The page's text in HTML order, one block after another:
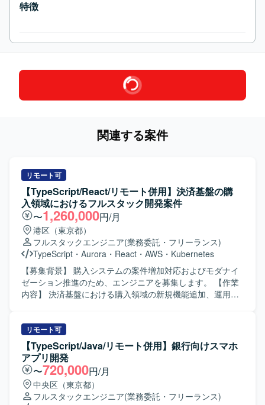
特徴
関連する案件
リモート可
【TypeScript/React/リモート併用】決済基盤の購
入領域におけるフルスタック開発案件
〜1,260,000円/月
港区（東京都）
フルスタックエンジニア(業務委託・フリーランス)
TypeScript ・ Aurora ・ React ・ AWS ・ Kubernetes
【募集背景】 購入システムの案件増加対応およびモダナイ
ゼーション推進のため、エンジニアを募集します。 【作業
内容】 決済基盤における購入領域の新規機能追加、運用保
およびモダナイゼーションに必要な作業をチームで進めま
す。 【求める人物像】 積極的にコミュニケーションを取
り、課題の発見、分析、提案、解決に関心を持って取り組
める方を求めます。チーム開発の経験があり、生成AIを含
む新しい技術への挑戦を継続できる方を歓迎します。 【ポ
ジションの魅力】 国内有数の決済トラフィックを支えるプ
ラットフォームのモダナイゼーションに携わり、決済基盤
リモート可
【TypeScript/Java/リモート併用】銀行向けスマホ
アプリ開発
〜720,000円/月
中央区（東京都）
フルスタックエンジニア(業務委託・フリーランス)